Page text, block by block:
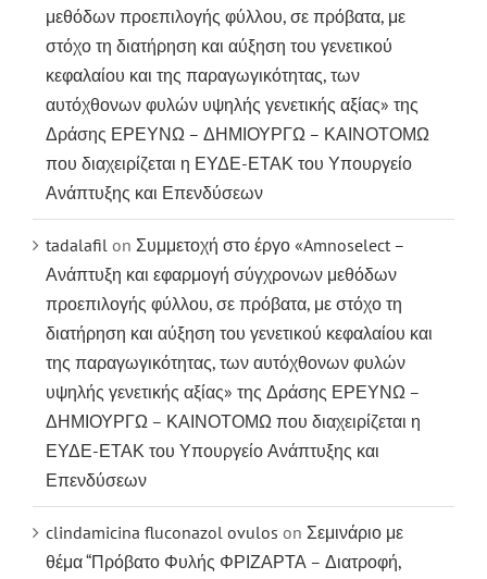
μεθόδων προεπιλογής φύλλου, σε πρόβατα, με
στόχο τη διατήρηση και αύξηση του γενετικού
κεφαλαίου και της παραγωγικότητας, των
αυτόχθονων φυλών υψηλής γενετικής αξίας» της
Δράσης ΕΡΕΥΝΩ – ΔΗΜΙΟΥΡΓΩ – ΚΑΙΝΟΤΟΜΩ
που διαχειρίζεται η ΕΥΔΕ-ΕΤΑΚ του Υπουργείο
Ανάπτυξης και Επενδύσεων
tadalafil on Συμμετοχή στο έργο «Amnoselect –
Ανάπτυξη και εφαρμογή σύγχρονων μεθόδων
προεπιλογής φύλλου, σε πρόβατα, με στόχο τη
διατήρηση και αύξηση του γενετικού κεφαλαίου και
της παραγωγικότητας, των αυτόχθονων φυλών
υψηλής γενετικής αξίας» της Δράσης ΕΡΕΥΝΩ –
ΔΗΜΙΟΥΡΓΩ – ΚΑΙΝΟΤΟΜΩ που διαχειρίζεται η
ΕΥΔΕ-ΕΤΑΚ του Υπουργείο Ανάπτυξης και
Επενδύσεων
clindamicina fluconazol ovulos on Σεμινάριο με
θέμα “Πρόβατο Φυλής ΦΡΙΖΑΡΤΑ – Διατροφή,